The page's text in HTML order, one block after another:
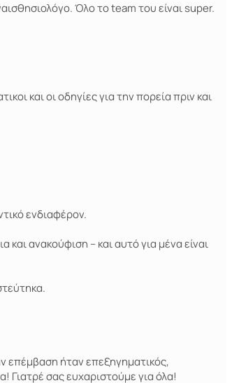
Όλο το team του είναι super.
και οι οδηγίες για την πορεία πριν και
ενδιαφέρον.
ανακούφιση – και αυτό για μένα είναι
επέμβαση ήταν επεξηγηματικός,
Γιατρέ σας ευχαριστούμε για όλα!